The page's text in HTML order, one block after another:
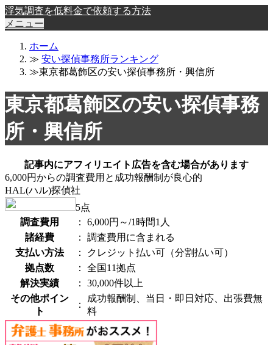
浮気調査を低料金で依頼する方法
メニュー
ホーム
≫ 安い探偵事務所ランキング
≫東京都葛飾区の安い探偵事務所・興信所
東京都葛飾区の安い探偵事務
所・興信所
記事内にアフィリエイト広告を含む場合があります
6,000円からの調査費用と成功報酬制が良心的
HAL(ハル)探偵社
5点
調査費用
：
6,000円～/1時間1人
諸経費
：
調査費用に含まれる
支払い方法
：
クレジット払い可（分割払い可）
拠点数
：
全国11拠点
解決実績
：
30,000件以上
その他ポイン
ト
：
成功報酬制、当日・即日対応、出張費無
料